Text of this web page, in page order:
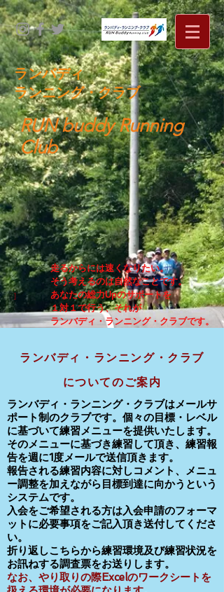
​ランバディ
ランニング・クラブ
ランバディ・ランニング・クラブ
についてのご案内
ランバディ・ランニング・クラブはメールサ
ポート制のクラブです。個々の目標・レベル
に基づいて練習メニューを提供いたします。
そのメニューに基づき練習して頂き、練習報
告を週に1度メールで送信頂きます。
報告される練習内容に対しコメント、メニュ
ー調整を加えながら目標到達に向かうという
システムです。
入会をご希望される方は入会申請のフォーマ
ットに必要事項をご記入頂き送付してくださ
い。
折り返しこちらから練習環境及び練習状況を​
お訊ねする調査票をお送りします。
なお、やり取りの際Excelのワークシートを
RUN buddy Running
Club
]
走るからには速くなりたい。
そう考えるのは自然なことです。
あなたの総力Upのサポートを
１対１で行う、それが
​ランバディ・ランニング・クラブです。